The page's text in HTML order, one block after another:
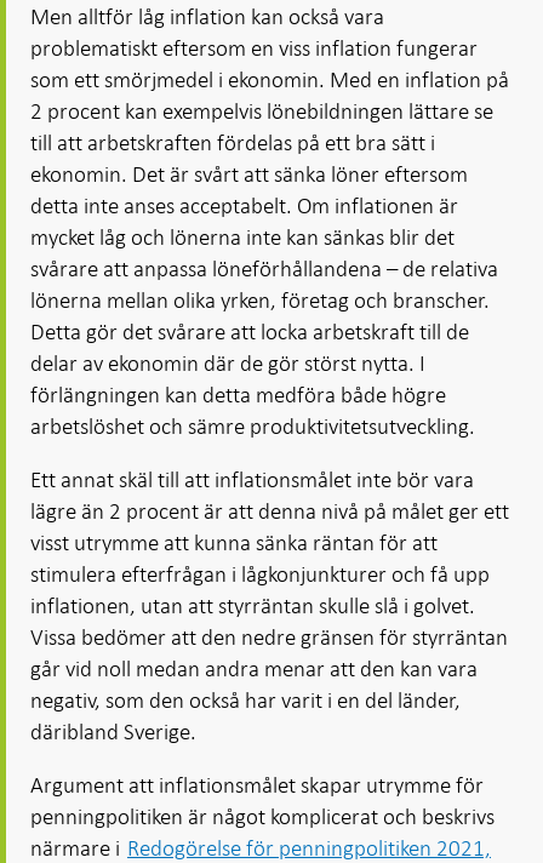
Men alltför låg inflation kan också vara
problematiskt eftersom en viss inflation fungerar
som ett smörjmedel i ekonomin. Med en inflation på
2 procent kan exempelvis lönebildningen lättare se
till att arbetskraften fördelas på ett bra sätt i
ekonomin. Det är svårt att sänka löner eftersom
detta inte anses acceptabelt. Om inflationen är
mycket låg och lönerna inte kan sänkas blir det
svårare att anpassa löneförhållandena – de relativa
lönerna mellan olika yrken, företag och branscher.
Detta gör det svårare att locka arbetskraft till de
delar av ekonomin där de gör störst nytta. I
förlängningen kan detta medföra både högre
arbetslöshet och sämre produktivitetsutveckling.
Ett annat skäl till att inflationsmålet inte bör vara
lägre än 2 procent är att denna nivå på målet ger ett
visst utrymme att kunna sänka räntan för att
stimulera efterfrågan i lågkonjunkturer och få upp
inflationen, utan att styrräntan skulle slå i golvet.
Vissa bedömer att den nedre gränsen för styrräntan
går vid noll medan andra menar att den kan vara
negativ, som den också har varit i en del länder,
däribland Sverige.
Argument att inflationsmålet skapar utrymme för
penningpolitiken är något komplicerat och beskrivs
närmare i Redogörelse för penningpolitiken 2021,